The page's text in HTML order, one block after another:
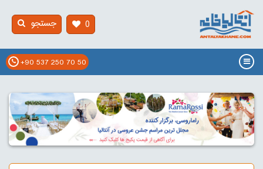
0
+90 537 250 70 50
جستجو